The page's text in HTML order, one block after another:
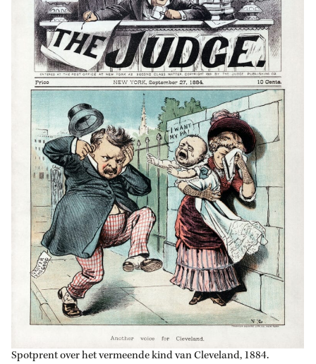
Spotprent over het vermeende kind van Cleveland, 1884.